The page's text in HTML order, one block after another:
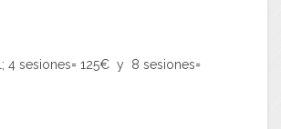
4 sesiones= 125€ y 8 sesiones=